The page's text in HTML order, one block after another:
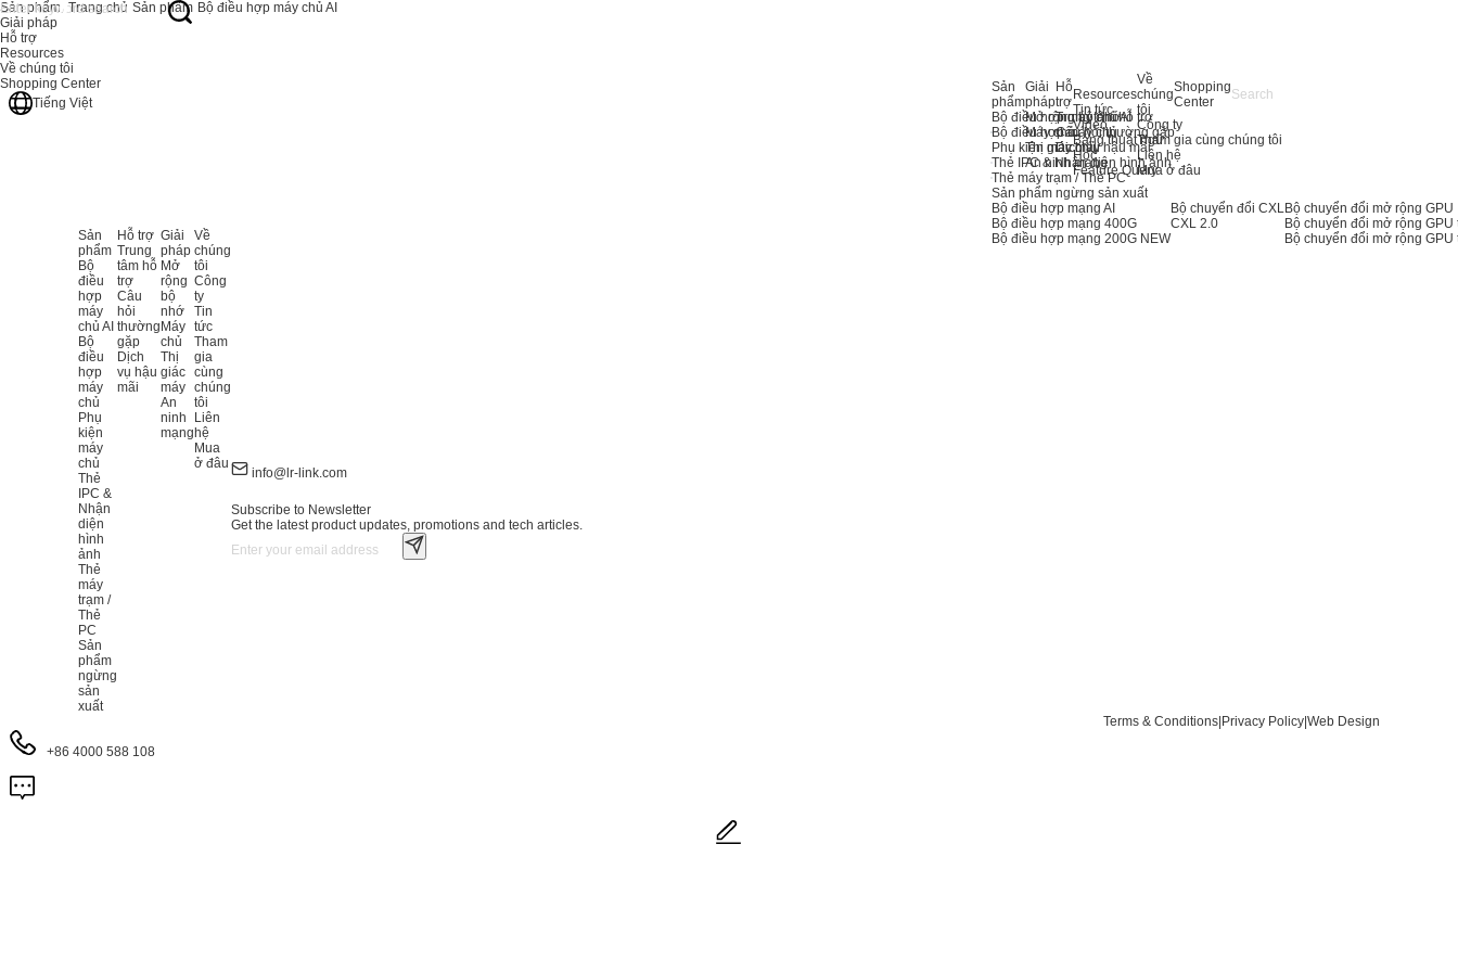
Sản
phẩm
Bộ điều hợp máy chủ AI
Bộ điều hợp máy chủ
Phụ kiện máy chủ
Thẻ IPC & Nhận diện hình ảnh
Thẻ máy trạm / Thẻ PC
Sản phẩm ngừng sản xuất
Bộ điều hợp mạng AI
Bộ điều hợp mạng 400G
Bộ điều hợp mạng 200G NEW
Bộ chuyển đổi CXL
CXL 2.0
Bộ chuyển đổi mở rộng GPU
Bộ chuyển đổi mở rộng
Bộ chuyển đổi mở rộng GPU
Giải
pháp
Mở rộng bộ nhớ
Máy chủ
Thị giác máy
An ninh mạng
Hỗ
trợ
Trung tâm hỗ trợ
Câu hỏi thường gặp
Dịch vụ hậu mãi
Resources
Tin tức
Video
Bảng thuật ngữ
Học
Feature Query
Về
chúng
tôi
Công ty
Tham gia cùng chúng tôi
Liên hệ
Mua ở đâu
Shopping
Center
Sản phẩm
Giải pháp
Hỗ trợ
Resources
Về chúng tôi
Shopping Center
Tiếng Việt
Trang chủ Sản phẩm Bộ điều hợp máy chủ AI
Sản
phẩm
Bộ
điều
hợp
máy
chủ AI
Bộ
điều
hợp
máy
chủ
Phụ
kiện
máy
chủ
Thẻ
IPC &
Nhận
diện
hình
ảnh
Thẻ
máy
trạm /
Thẻ
PC
Sản
phẩm
ngừng
sản
xuất
Hỗ trợ
Trung
tâm hỗ
trợ
Câu
hỏi
thường
gặp
Dịch
vụ hậu
mãi
Giải
pháp
Mở
rộng
bộ
nhớ
Máy
chủ
Thị
giác
máy
An
ninh
mạng
Về
chúng
tôi
Công
ty
Tin
tức
Tham
gia
cùng
chúng
tôi
Liên
hệ
Mua
ở đâu
info@lr-link.com
Subscribe to Newsletter
Get the latest product updates, promotions and tech articles.
Terms & Conditions Privacy Policy Web Design
+86 4000 588 108